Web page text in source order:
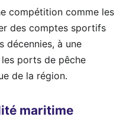
compétition comme les
des comptes sportifs
décennies, à une
ports de pêche
de la région.
maritime